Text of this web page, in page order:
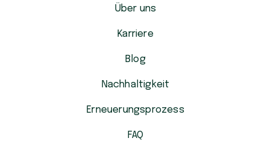
Über uns
Karriere
Blog
Nachhaltigkeit
Erneuerungsprozess
FAQ